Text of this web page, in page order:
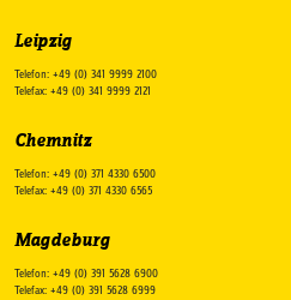
Leipzig
Telefon: +49 (0) 341 9999 2100
Telefax: +49 (0) 341 9999 2121
Chemnitz
Telefon: +49 (0) 371 4330 6500
Telefax: +49 (0) 371 4330 6565
Magdeburg
Telefon: +49 (0) 391 5628 6900
Telefax: +49 (0) 391 5628 6999